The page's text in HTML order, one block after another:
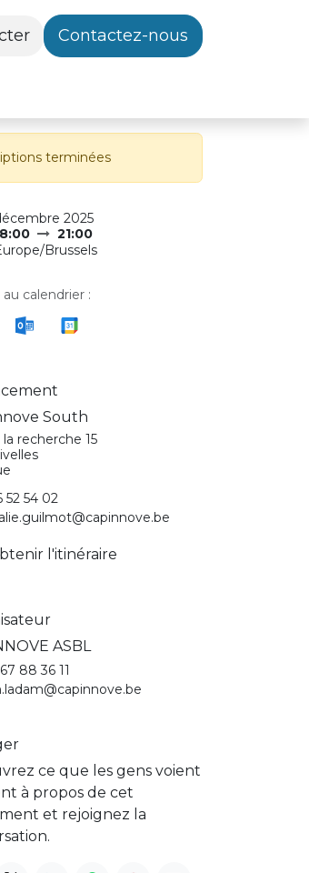
Contactez-nous
terminées
2025
21:00
Brussels
calendrier :
South
recherche 15
52 54 02
l'itinéraire
ASBL
88 36 11
ce que les gens voient
à propos de cet
et rejoignez la